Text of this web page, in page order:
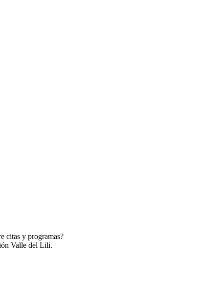
citas y programas?
Valle del Lili.